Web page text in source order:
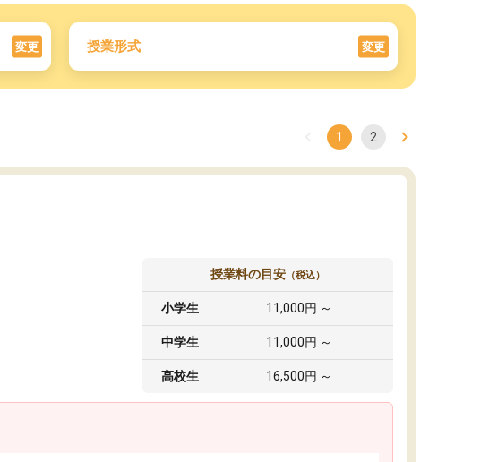
変更 授業形式 変更
1 2
授業料の目安 （税込）
小学生 11,000円 ～
中学生 11,000円 ～
高校生 16,500円 ～